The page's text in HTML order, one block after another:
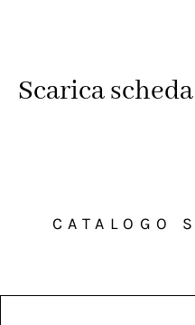
Scarica scheda
CATALOGO